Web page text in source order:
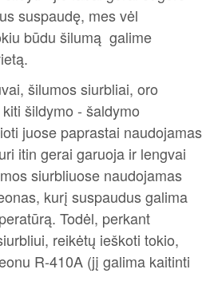
suspaudę, mes vėl
būdu šilumą galime
šilumos siurbliai, oro
šildymo - šaldymo
juose paprastai naudojamas
itin gerai garuoja ir lengvai
siurbliuose naudojamas
kurį suspaudus galima
Todėl, perkant
reikėtų ieškoti tokio,
R-410A (jį galima kaitinti